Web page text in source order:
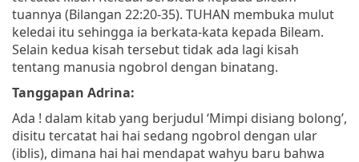
tuannya (Bilangan 22:20-35). TUHAN membuka mulut
keledai itu sehingga ia berkata-kata kepada Bileam.
Selain kedua kisah tersebut tidak ada lagi kisah
tentang manusia ngobrol dengan binatang.
Tanggapan Adrina:
Ada ! dalam kitab yang berjudul ‘Mimpi disiang bolong’,
disitu tercatat hai hai sedang ngobrol dengan ular
(iblis), dimana hai hai mendapat wahyu baru bahwa